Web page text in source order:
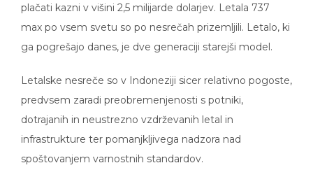
plačati kazni v višini 2,5 milijarde dolarjev. Letala 737
max po vsem svetu so po nesrečah prizemljili. Letalo, ki
ga pogrešajo danes, je dve generaciji starejši model.
Letalske nesreče so v Indoneziji sicer relativno pogoste,
predvsem zaradi preobremenjenosti s potniki,
dotrajanih in neustrezno vzdrževanih letal in
infrastrukture ter pomanjkljivega nadzora nad
spoštovanjem varnostnih standardov.